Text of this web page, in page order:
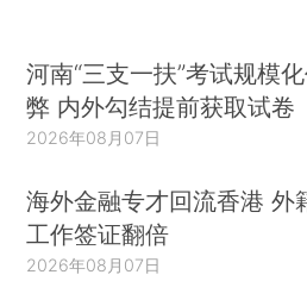
河南“三支一扶”考试规模
弊 内外勾结提前获取试卷
2026年08月07日
海外金融专才回流香港 外
工作签证翻倍
2026年08月07日